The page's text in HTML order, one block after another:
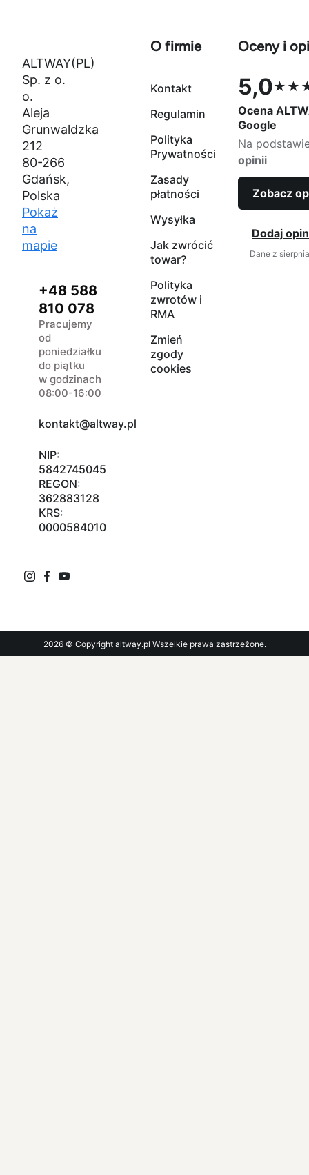
ALTWAY(PL)
Sp. z o.
o.
Aleja
Grunwaldzka
212
80-266
Gdańsk,
Polska
Pokaż
na
mapie
+48 588
810 078
Pracujemy
od
poniedziałku
do piątku
w godzinach
08:00-16:00
kontakt@altway.pl
NIP:
5842745045
REGON:
362883128
KRS:
0000584010
O firmie
Kontakt
Regulamin
Polityka
Prywatności
Zasady
płatności
Wysyłka
Jak zwrócić
towar?
Polityka
zwrotów i
RMA
Zmień
zgody
cookies
Oceny i
5,0
Ocena 5,0
Ocena
Google
Na
opinii
Zobacz
Dodaj
Dane z